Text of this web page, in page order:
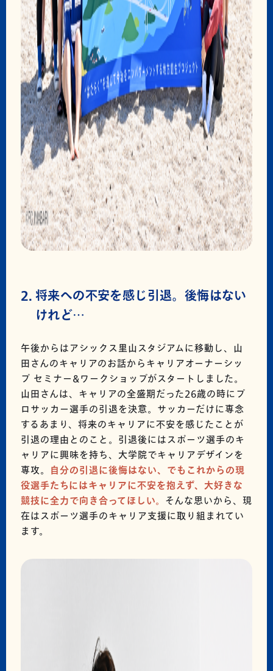
将来への不安を感じ引退。後悔はない
けれど…
午後からはアシックス里山スタジアムに移動し、山
田さんのキャリアのお話からキャリアオーナーシッ
プ セミナー&ワークショップがスタートしました。
山田さんは、キャリアの全盛期だった26歳の時にプ
ロサッカー選手の引退を決意。サッカーだけに専念
するあまり、将来のキャリアに不安を感じたことが
引退の理由とのこと。引退後にはスポーツ選手のキ
ャリアに興味を持ち、大学院でキャリアデザインを
専攻。 自分の引退に後悔はない、でもこれからの現
役選手たちにはキャリアに不安を抱えず、大好きな
競技に全力で向き合ってほしい。 そんな思いから、現
在はスポーツ選手のキャリア支援に取り組まれてい
ます。